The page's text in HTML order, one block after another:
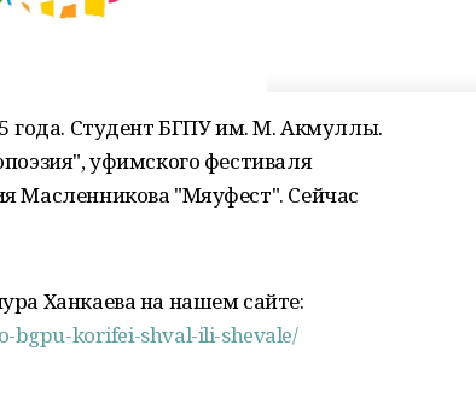
года. Студент БГПУ им. М. Акмуллы.
уфимского фестиваля
Масленникова "Мяуфест". Сейчас
Ханкаева на нашем сайте:
bgpu-korifei-shval-ili-shevale/